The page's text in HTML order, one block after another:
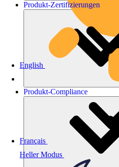
Heller Modus
English
Français
Produkt-Zertifizierungen
Produkt-Compliance